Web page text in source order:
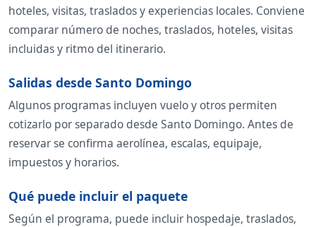
hoteles, visitas, traslados y experiencias locales. Conviene
comparar número de noches, traslados, hoteles, visitas
incluidas y ritmo del itinerario.
Salidas desde Santo Domingo
Algunos programas incluyen vuelo y otros permiten
cotizarlo por separado desde Santo Domingo. Antes de
reservar se confirma aerolínea, escalas, equipaje,
impuestos y horarios.
Qué puede incluir el paquete
Según el programa, puede incluir hospedaje, traslados,